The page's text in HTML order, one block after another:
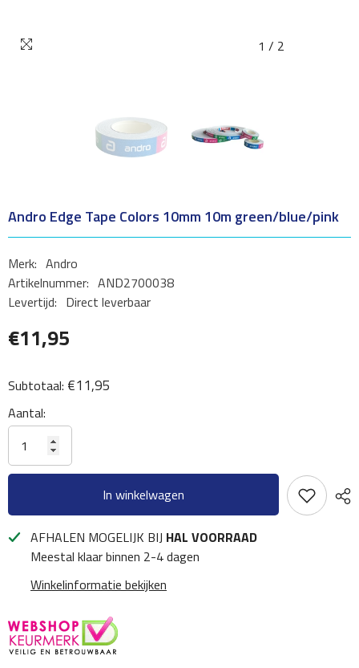
1 / 2
Andro Edge Tape Colors 10mm 10m green/blue/pink
Merk: Andro
Artikelnummer: AND2700038
Levertijd: Direct leverbaar
€11,95
Subtotaal: €11,95
Aantal:
In winkelwagen
AFHALEN MOGELIJK BIJ HAL VOORRAAD
Meestal klaar binnen 2-4 dagen
Winkelinformatie bekijken